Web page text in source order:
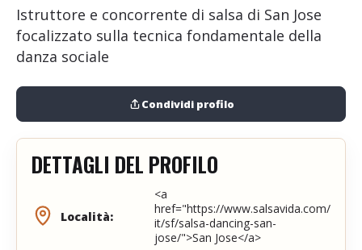
Istruttore e concorrente di salsa di San Jose
focalizzato sulla tecnica fondamentale della
danza sociale
Condividi profilo
DETTAGLI DEL PROFILO
Località:
<a
href="https://www.salsavida.com/
it/sf/salsa-dancing-san-
jose/">San Jose</a>